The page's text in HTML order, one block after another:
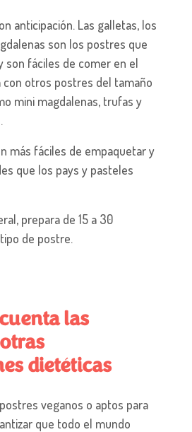
anticipación. Las galletas, los
son los postres que
son fáciles de comer en el
con otros postres del tamaño
mini magdalenas, trufas y
más fáciles de empaquetar y
que los pays y pasteles
prepara de 15 a 30
de postre.
las
dietéticas
veganos o aptos para
que todo el mundo